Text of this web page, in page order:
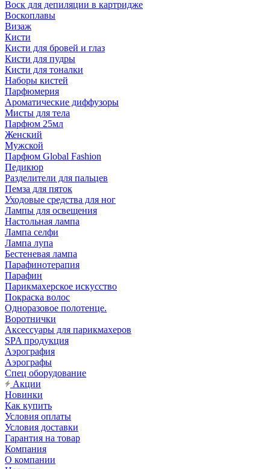
Воск для депиляции в картридже
Воскоплавы
Визаж
Кисти
Кисти для бровей и глаз
Кисти для пудры
Кисти для тоналки
Наборы кистей
Парфюмерия
Ароматические диффузоры
Мисты для тела
Парфюм 25мл
Женский
Мужской
Парфюм Global Fashion
Педикюр
Разделители для пальцев
Пемза для пяток
Уходовые средства для ног
Лампы для освещения
Настольная лампа
Лампа селфи
Лампа лупа
Бестеневая лампа
Парафинотерапия
Парафин
Парикмахерское искусство
Покраска волос
Одноразовое полотенце.
Воротнички
Аксессуары для парикмахеров
SPA продукция
Аэрография
Аэрографы
Спец оборудование
Акции
Новинки
Как купить
Условия оплаты
Условия доставки
Гарантия на товар
Компания
О компании